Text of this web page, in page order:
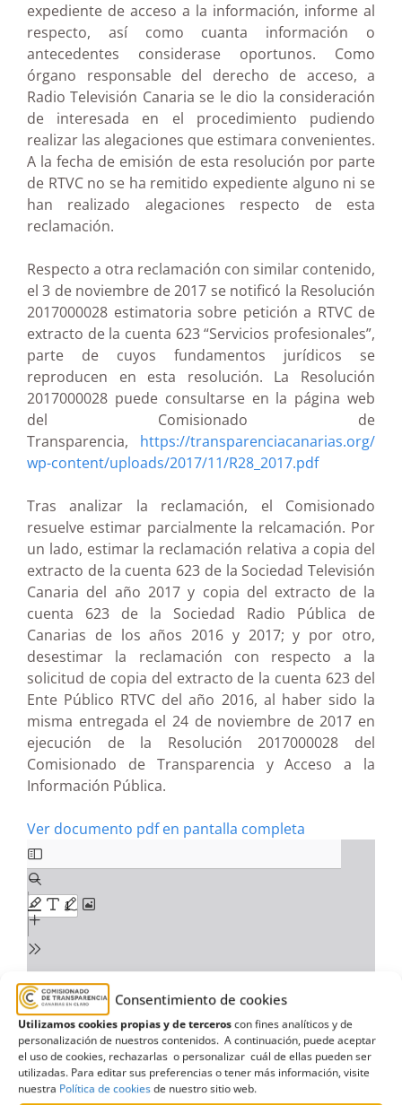
Consentimiento de cookies
Utilizamos cookies propias y de terceroscon fines analíticos y de
personalización de nuestros contenidos. A continuación, puede aceptar
el uso de cookies, rechazarlas o personalizar cuál de ellas pueden ser
utilizadas. Para editar sus preferencias o tener más información, visite
nuestra Política de cookiesde nuestro sitio web.
expediente de acceso a la información, informe al
respecto, así como cuanta información o
antecedentes considerase oportunos. Como
órgano responsable del derecho de acceso, a
Radio Televisión Canaria se le dio la consideración
de interesada en el procedimiento pudiendo
realizar las alegaciones que estimara convenientes.
A la fecha de emisión de esta resolución por parte
de RTVC no se ha remitido expediente alguno ni se
han realizado alegaciones respecto de esta
reclamación.
Respecto a otra reclamación con similar contenido,
el 3 de noviembre de 2017 se notificó la Resolución
2017000028 estimatoria sobre petición a RTVC de
extracto de la cuenta 623 “Servicios profesionales”,
parte de cuyos fundamentos jurídicos se
reproducen en esta resolución. La Resolución
2017000028 puede consultarse en la página web
del Comisionado de
Transparencia, https://transparenciacanarias.org/
wp-content/uploads/2017/11/R28_2017.pdf
Tras analizar la reclamación, el Comisionado
resuelve estimar parcialmente la relcamación. Por
un lado, estimar la reclamación relativa a copia del
extracto de la cuenta 623 de la Sociedad Televisión
Canaria del año 2017 y copia del extracto de la
cuenta 623 de la Sociedad Radio Pública de
Canarias de los años 2016 y 2017; y por otro,
desestimar la reclamación con respecto a la
solicitud de copia del extracto de la cuenta 623 del
Ente Público RTVC del año 2016, al haber sido la
misma entregada el 24 de noviembre de 2017 en
ejecución de la Resolución 2017000028 del
Comisionado de Transparencia y Acceso a la
Información Pública.
Ver documento pdf en pantalla completa